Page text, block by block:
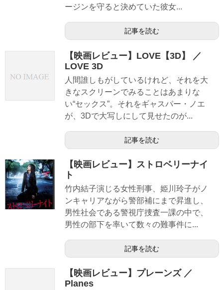
ージンを守ると決めていた彼女...
記事を読む
【映画レビュー】LOVE【3D】 ／
LOVE 3D
人間誰しもがしているけれど、それを大
きなスクリーンでみることはあまりな
い“セックス”。それをギャスパー・ノエ
が、3Dで大写しにして見せたのが...
記事を読む
【映画レビュー】ストロベリーナイ
ト
竹内結子演じる女性刑事、姫川玲子がノ
ンキャリアながら警部補にまで昇進し、
男性社会である警視庁捜査一課の中で、
男性の部下を率いて数々の難事件に...
記事を読む
【映画レビュー】プレーンズ ／
Planes